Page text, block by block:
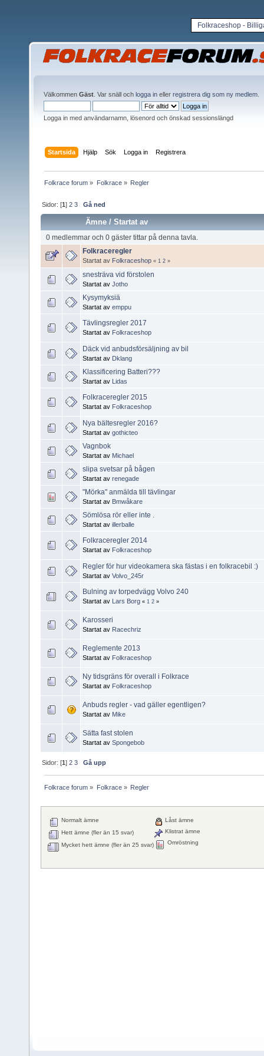
Folkraceshop -
Välkommen Gäst . Var snäll och logga in eller registrera dig som ny medlem
Logga in med användarnamn, lösenord och önskad sessionslängd
Startsida Hjälp Sök Logga in Registrera
Folkrace forum » Folkrace» Regler
Sidor: [1]2 3 Gå ned
Ämne /Startat av
0 medlemmar och 0 gäster tittar på denna tavla.
Folkraceregler
Startat av Folkraceshop « 1 2 »
snesträva vid förstolen
Startat av Jotho
Kysymyksiä
Startat av emppu
Tävlingsregler 2017
Startat av Folkraceshop
Däck vid anbudsförsäljning av bil
Startat av Dklang
Klassificering Batteri???
Startat av Lidas
Folkraceregler 2015
Startat av Folkraceshop
Nya bältesregler 2016?
Startat av gothicteo
Vagnbok
Startat av Michael
slipa svetsar på bågen
Startat av renegade
"Mörka" anmälda till tävlingar
Startat av Bmwåkare
Sömlösa rör eller inte .
Startat av illerballe
Folkraceregler 2014
Startat av Folkraceshop
Regler för hur videokamera ska fästas i en folkracebil :)
Startat av Volvo_245r
Bulning av torpedvägg Volvo 240
Startat av Lars Borg « 1 2 »
Karosseri
Startat av Racechriz
Reglemente 2013
Startat av Folkraceshop
Ny tidsgräns för overall i Folkrace
Startat av Folkraceshop
Anbuds regler - vad gäller egentligen?
Startat av Mike
Sätta fast stolen
Startat av Spongebob
Sidor: [1]2 3 Gå upp
Folkrace forum » Folkrace» Regler
Normalt ämne
Hett ämne (fler än 15 svar)
Mycket hett ämne (fler än 25 svar)
Låst ämne
Klistrat ämne
Omröstning